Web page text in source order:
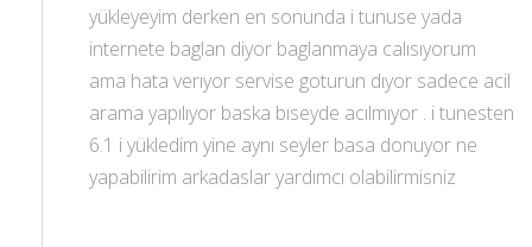
yükleyeyim derken en sonunda i tunuse yada
internete baglan diyor baglanmaya calısıyorum
ama hata verıyor servise goturun dıyor sadece acil
arama yapılıyor baska bıseyde acılmıyor . i tunesten
6.1 i yükledim yine aynı seyler basa donuyor ne
yapabilirim arkadaslar yardımcı olabilirmisniz